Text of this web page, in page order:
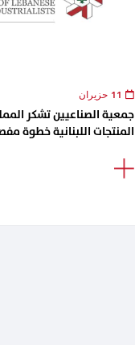
جمعية الصناعيين تشكر
المنتجات اللبنانية خطوة